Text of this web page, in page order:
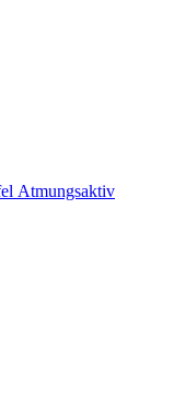
Atmungsaktiv